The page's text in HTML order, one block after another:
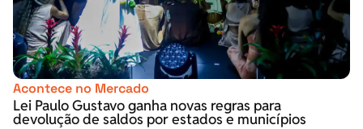
Acontece no Mercado
Lei Paulo Gustavo ganha novas regras para
devolução de saldos por estados e municípios